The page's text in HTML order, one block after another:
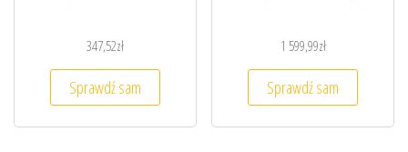
347,52zł
Sprawdź sam
1 599,99zł
Sprawdź sam